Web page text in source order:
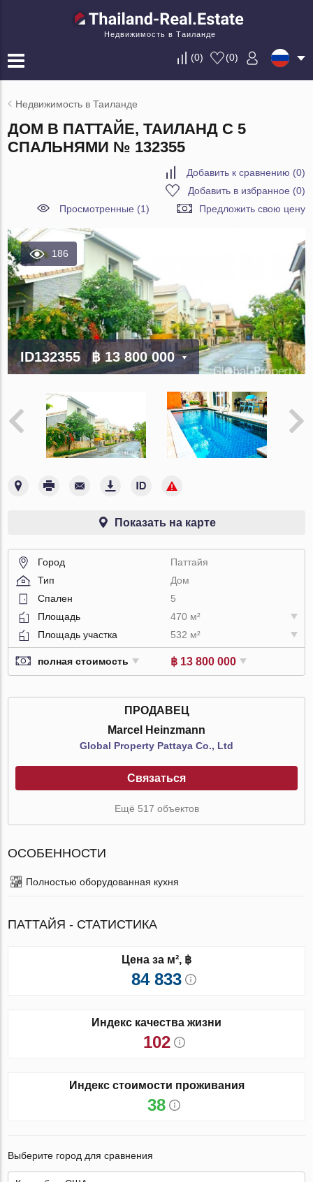
Недвижимость в Таиланде
(0) (0)
Недвижимость в Таиланде
ДОМ В ПАТТАЙЕ, ТАИЛАНД С 5
СПАЛЬНЯМИ № 132355
Добавить к сравнению (0)
Добавить в избранное (0)
Просмотренные (1)
Предложить свою цену
186
ID132355 ฿ 13 800 000
Показать на карте
Город
Паттайя
Тип
Дом
Спален
5
Площадь
470 м²
Площадь участка
532 м²
полная стоимость ฿ 13 800 000
ПРОДАВЕЦ
Marcel Heinzmann
Global Property Pattaya Co., Ltd
Связаться
Ещё 517 объектов
ОСОБЕННОСТИ
Полностью оборудованная кухня
ПАТТАЙЯ - СТАТИСТИКА
Цена за м², ฿
84 833
Индекс качества жизни
102
Индекс стоимости проживания
38
Выберите город для сравнения